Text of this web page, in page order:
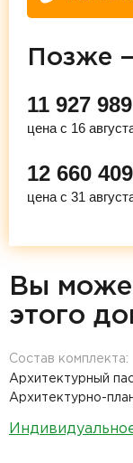
Позже
11 927 989
цена с 16
12 660 409
цена с 31
Вы
этого
Состав комплекта:
Архитектурный
Архитектурно-